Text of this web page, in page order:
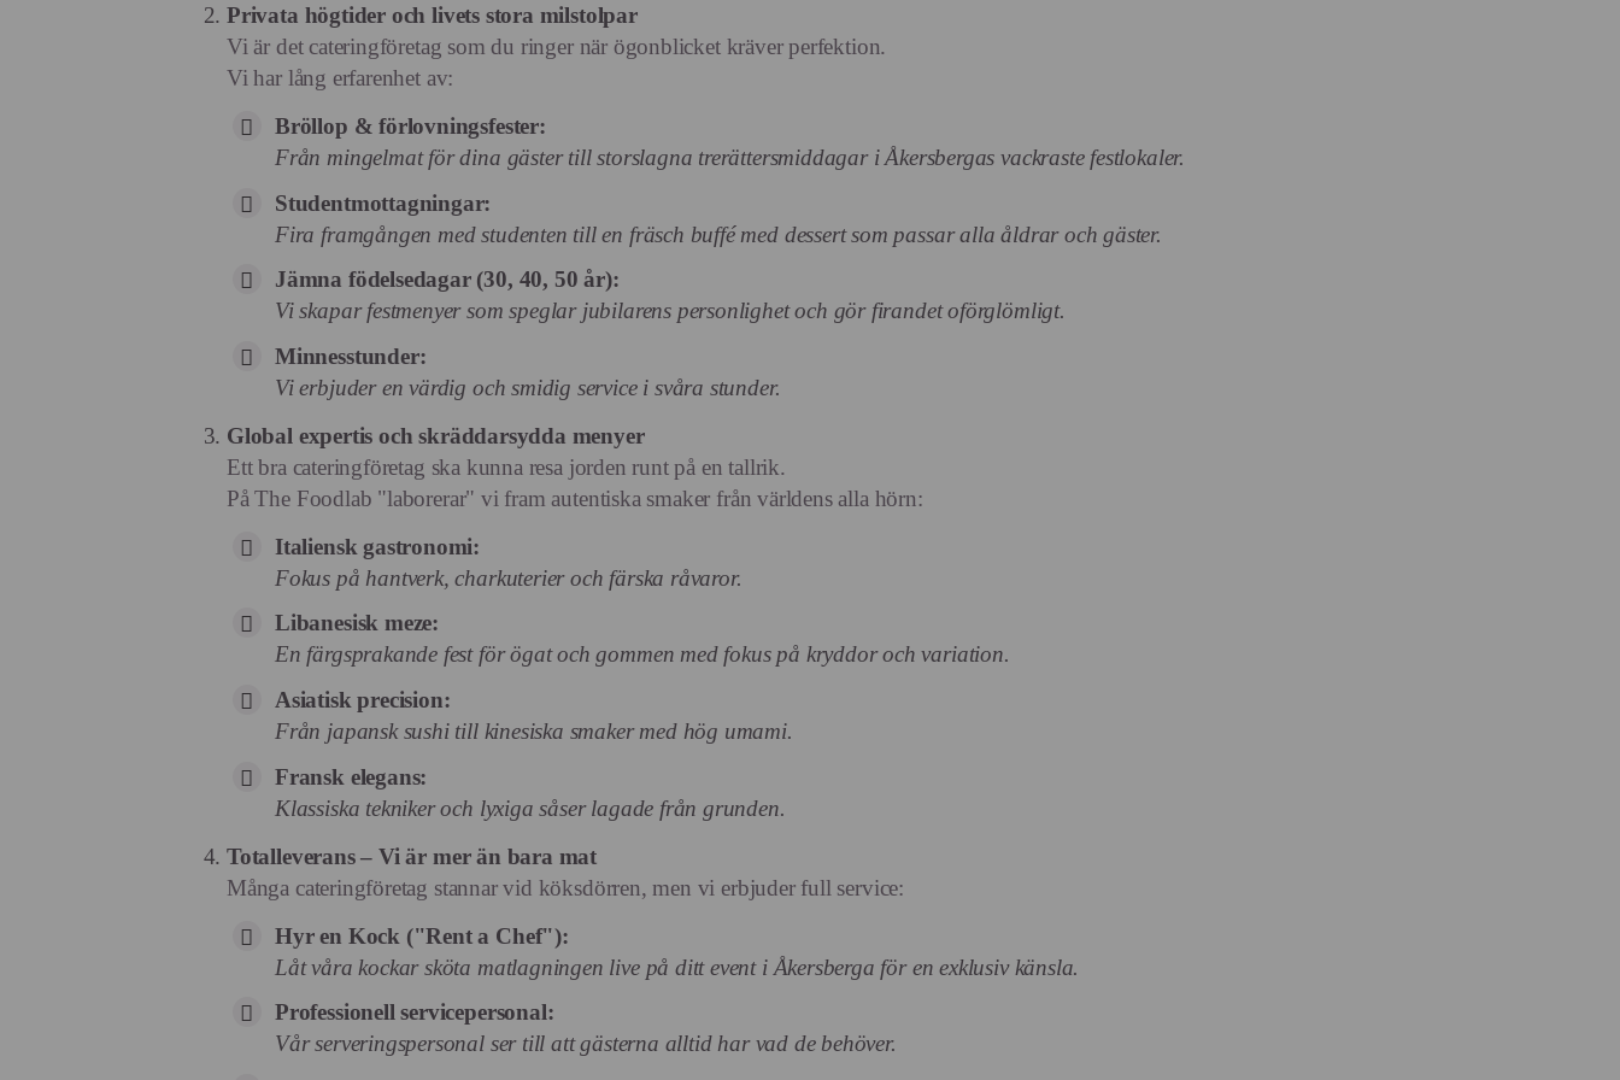
Privata högtider och livets stora milstolpar
Vi är det cateringföretag som du ringer när ögonblicket kräver perfektion.
Vi har lång erfarenhet av:
Bröllop & förlovningsfester:
Från mingelmat för dina gäster till storslagna trerättersmiddagar i Åkersbergas vackraste festlokaler.
Studentmottagningar:
Fira framgången med studenten till en fräsch buffé med dessert som passar alla åldrar och gäster.
Jämna födelsedagar (30, 40, 50 år):
Vi skapar festmenyer som speglar jubilarens personlighet och gör firandet oförglömligt.
Minnesstunder:
Vi erbjuder en värdig och smidig service i svåra stunder.
Global expertis och skräddarsydda menyer
Ett bra cateringföretag ska kunna resa jorden runt på en tallrik.
På The Foodlab "laborerar" vi fram autentiska smaker från världens alla hörn:
Italiensk gastronomi:
Fokus på hantverk, charkuterier och färska råvaror.
Libanesisk meze:
En färgsprakande fest för ögat och gommen med fokus på kryddor och variation.
Asiatisk precision:
Från japansk sushi till kinesiska smaker med hög umami.
Fransk elegans:
Klassiska tekniker och lyxiga såser lagade från grunden.
Totalleverans – Vi är mer än bara mat
Många cateringföretag stannar vid köksdörren, men vi erbjuder full service:
Hyr en Kock ("Rent a Chef"):
Låt våra kockar sköta matlagningen live på ditt event i Åkersberga för en exklusiv känsla.
Professionell servicepersonal:
Vår serveringspersonal ser till att gästerna alltid har vad de behöver.